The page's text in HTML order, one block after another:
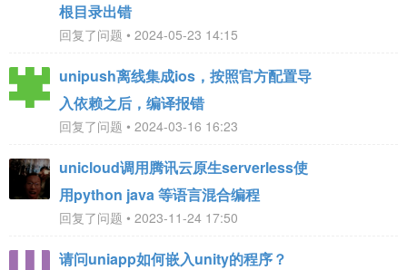
根目录出错
回复了问题 • 2024-05-23 14:15
unipush离线集成ios，按照官方配置导
入依赖之后，编译报错
回复了问题 • 2024-03-16 16:23
unicloud调用腾讯云原生serverless使
用python java 等语言混合编程
回复了问题 • 2023-11-24 17:50
请问uniapp如何嵌入unity的程序？